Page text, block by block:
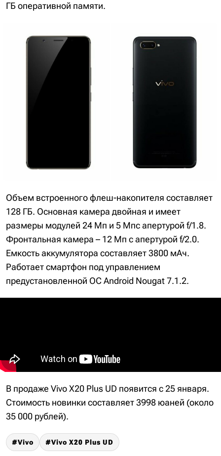
ГБ оперативной памяти.
Объем встроенного флеш-накопителя составляет
128 ГБ. Основная камера двойная и имеет
размеры модулей 24 Мп и 5 Мпс апертурой f/1.8.
Фронтальная камера – 12 Мп с апертурой f/2.0.
Емкость аккумулятора составляет 3800 мАч.
Работает смартфон под управлением
предустановленной ОС Android Nougat 7.1.2.
В продаже Vivo X20 Plus UD появится с 25 января.
Стоимость новинки составляет 3998 юаней (около
35 000 рублей).
Vivo Vivo X20 Plus UD